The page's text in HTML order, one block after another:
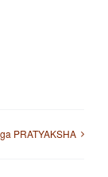
PRATYAKSHA